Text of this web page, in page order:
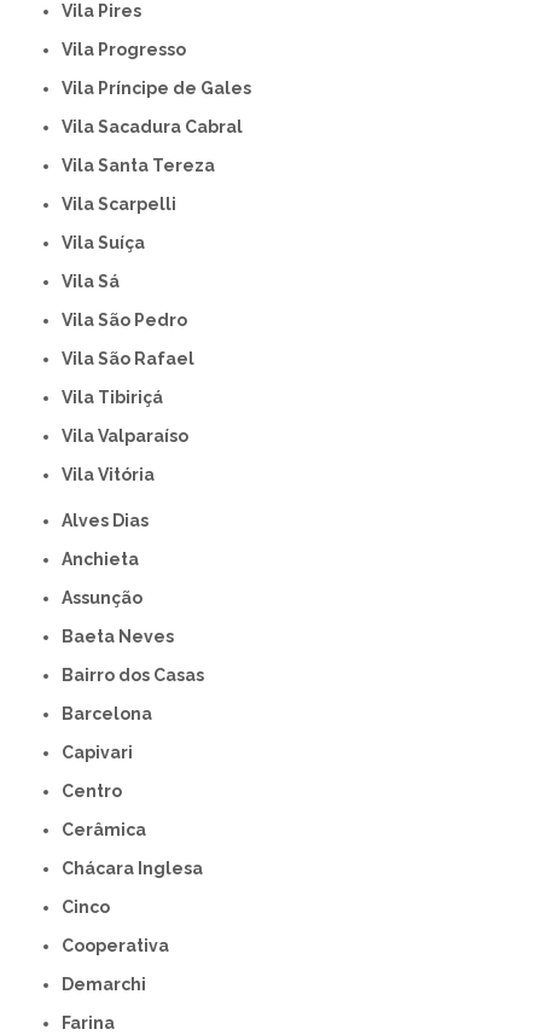
Vila Pires
Vila Progresso
Vila Príncipe de Gales
Vila Sacadura Cabral
Vila Santa Tereza
Vila Scarpelli
Vila Suíça
Vila Sá
Vila São Pedro
Vila São Rafael
Vila Tibiriçá
Vila Valparaíso
Vila Vitória
Alves Dias
Anchieta
Assunção
Baeta Neves
Bairro dos Casas
Barcelona
Capivari
Centro
Cerâmica
Chácara Inglesa
Cinco
Cooperativa
Demarchi
Farina